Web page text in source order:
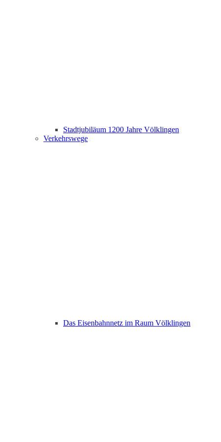
Stadtjubiläum 1200 Jahre Völklingen
Verkehrswege
Das Eisenbahnnetz im Raum Völklingen